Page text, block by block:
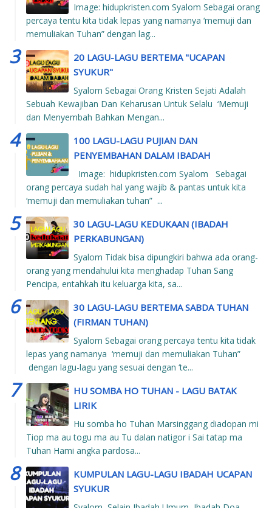
Image: hidupkristen.com Syalom Sebagai orang
percaya tentu kita tidak lepas yang namanya ‘memuji dan
memuliakan Tuhan” dengan lag...
20 LAGU-LAGU BERTEMA "UCAPAN
SYUKUR"
Syalom Sebagai Orang Kristen Sejati Adalah
Sebuah Kewajiban Dan Keharusan Untuk Selalu ‘Memuji
dan Menyembah Bahkan Mengan...
100 LAGU-LAGU PUJIAN DAN
PENYEMBAHAN DALAM IBADAH
Image: hidupkristen.com Syalom Sebagai
orang percaya sudah hal yang wajib & pantas untuk kita
‘memuji dan memuliakan tuhan” ...
30 LAGU-LAGU KEDUKAAN (IBADAH
PERKABUNGAN)
Syalom Tidak bisa dipungkiri bahwa ada orang-
orang yang mendahului kita menghadap Tuhan Sang
Pencipa, entahkah itu keluarga kita, sa...
30 LAGU-LAGU BERTEMA SABDA TUHAN
(FIRMAN TUHAN)
Syalom Sebagai orang percaya tentu kita tidak
lepas yang namanya ‘memuji dan memuliakan Tuhan”
dengan lagu-lagu yang sesuai dengan ‘te...
HU SOMBA HO TUHAN - LAGU BATAK
LIRIK
Hu somba ho Tuhan Marsinggang diadopan mi
Tiop ma au togu ma au Tu dalan natigor i Sai tatap ma
Tuhan Hami angka pardosa...
KUMPULAN LAGU-LAGU IBADAH UCAPAN
SYUKUR